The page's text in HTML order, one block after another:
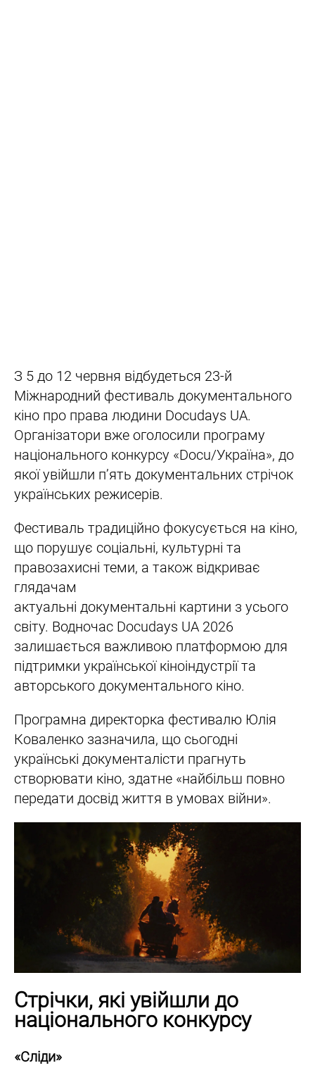
З 5 до 12 червня відбудеться 23-й
Міжнародний фестиваль документального
кіно про права людини Docudays UA.
Організатори вже оголосили програму
національного конкурсу «Docu/Україна», до
якої увійшли п’ять документальних стрічок
українських режисерів.
Фестиваль традиційно фокусується на кіно,
що порушує соціальні, культурні та
правозахисні теми, а також відкриває
глядачам
актуальні документальні картини з усього
світу. Водночас Docudays UA 2026
залишається важливою платформою для
підтримки української кіноіндустрії та
авторського документального кіно.
Програмна директорка фестивалю Юлія
Коваленко зазначила, що сьогодні
українські документалісти прагнуть
створювати кіно, здатне «найбільш повно
передати досвід життя в умовах війни».
Стрічки, які увійшли до
національного конкурсу
«Сліди»